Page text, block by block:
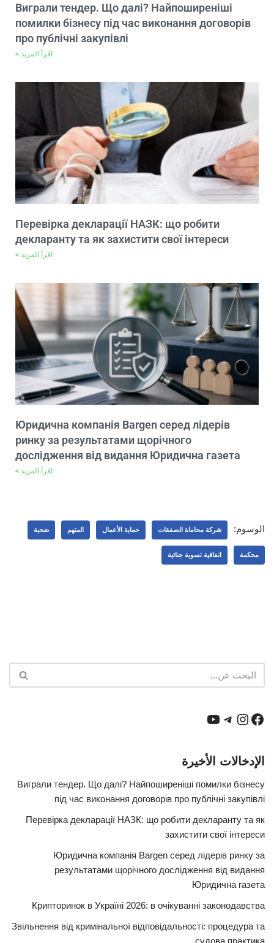
Виграли тендер. Що далі? Найпоширеніші
помилки бізнесу під час виконання договорів
про публічні закупівлі
اقرأ المزيد >
Перевірка декларації НАЗК: що робити
декларанту та як захистити свої інтереси
اقرأ المزيد >
Юридична компанія Bargen серед лідерів
ринку за результатами щорічного
дослідження від видання Юридична газета
اقرأ المزيد >
الوسوم: شركة محاماة الصفقات حماية الأعمال المتهم ضحية
محكمة اتفاقية تسوية جنائية
الإدخالات الأخيرة
Виграли тендер. Що далі? Найпоширеніші помилки бізнесу
під час виконання договорів про публічні закупівлі
Перевірка декларації НАЗК: що робити декларанту та як
захистити свої інтереси
Юридична компанія Bargen серед лідерів ринку за
результатами щорічного дослідження від видання
Юридична газета
Крипторинок в Україні 2026: в очікуванні законодавства
Звільнення від кримінальної відповідальності: процедура та